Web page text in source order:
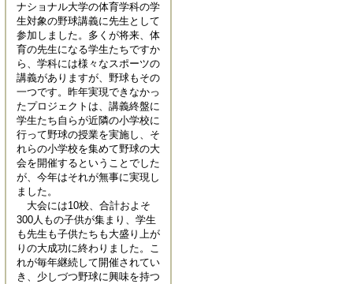
ナショナル大学の体育学科の学
生対象の野球講義に先生として
参加しました。多くが将来、体
育の先生になる学生たちですか
ら、学科には様々なスポーツの
講義がありますが、野球もその
一つです。昨年実現できなかっ
たプロジェクトは、講義終盤に
学生たち自らが近隣の小学校に
行って野球の授業を実施し、そ
れらの小学校を集めて野球の大
会を開催するということでした
が、今年はそれが無事に実現し
ました。
大会には10校、合計およそ
300人もの子供が集まり、学生
も先生も子供たちも大盛り上が
りの大成功に終わりました。こ
れが毎年継続して開催されてい
き、少しづつ野球に興味を持つ